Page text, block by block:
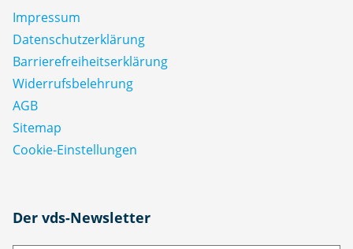
Impressum
Datenschutz­erklärung
Barrierefreiheitserklärung
Widerrufsbelehrung
AGB
Sitemap
Cookie-Einstellungen
Der vds-Newsletter
N